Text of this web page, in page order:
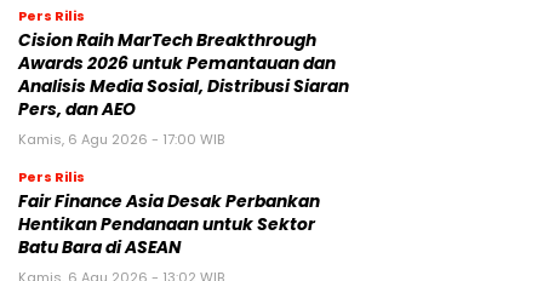
Pers Rilis
Cision Raih MarTech Breakthrough
Awards 2026 untuk Pemantauan dan
Analisis Media Sosial, Distribusi Siaran
Pers, dan AEO
Kamis, 6 Agu 2026 - 17:00 WIB
Pers Rilis
Fair Finance Asia Desak Perbankan
Hentikan Pendanaan untuk Sektor
Batu Bara di ASEAN
Kamis, 6 Agu 2026 - 13:02 WIB